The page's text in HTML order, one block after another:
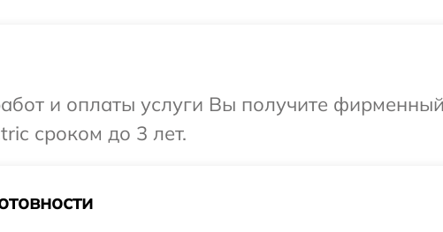
и оплаты услуги Вы получите
сроком до 3 лет.